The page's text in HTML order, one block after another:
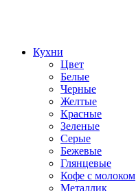
Кухни
Цвет
Белые
Черные
Желтые
Красные
Зеленые
Серые
Бежевые
Глянцевые
Кофе с молоком
Металлик